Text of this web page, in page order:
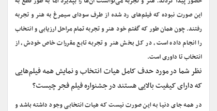
این صورت نبوده که فیلم‌های رد شده از طرف سودای سیمرغ به هنر و تجربه
رفتند. چون همان طور که گفتم خود هنر و تجربه تمام مراحل ارزیابی و انتخاب
را انجام داده است، در کل بخش هنر و تجربه تابع مقررات خاص خودش، از
انتخاب تا داوری است.
نظر شما در مورد حدف کامل هیات انتخاب و نمایش همه فیلم‌هایی
که دارای کیفیت بالایی هستند در جشنواره فیلم فجر چیست؟
در همه جای دنیا به این صورت نیست که هیات انتخابی وجود داشته باشد و